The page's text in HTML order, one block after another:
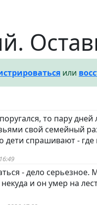
или
то пару
свой семейный
дети спрашивают - где
- дело серьезное.
и он умер на